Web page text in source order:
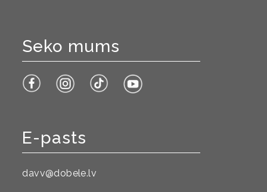
Seko mums
E-pasts
davv@dobele.lv